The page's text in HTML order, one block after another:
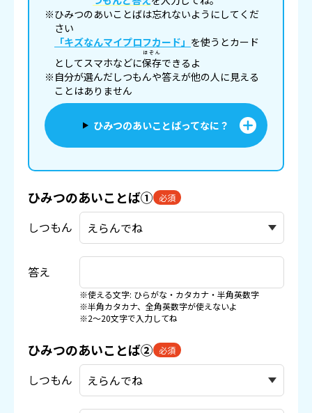
※ひみつのあいことばは忘れないようにしてくだ
さい
「キズなんマイプロフカード」 を使うとカード
としてスマホなどに保存
ほぞん
できるよ
※自分が選んだしつもんや答えが他の人に見える
ことはありません
ひみつのあいことばってなに？
ひみつのあいことば① 必須
しつもん
答え
※使える文字: ひらがな・カタカナ・半角英数字
※半角カタカナ、全角英数字が使えないよ
※2〜20文字で入力してね
ひみつのあいことば② 必須
しつもん